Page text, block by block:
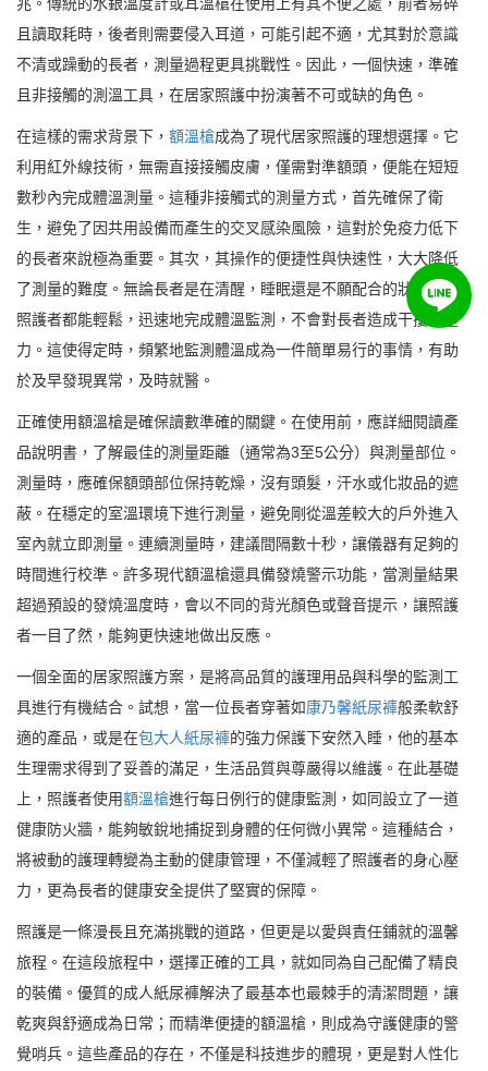
兆。傳統的水銀溫度計或耳溫槍在使用上有其不便之處，前者易碎
且讀取耗時，後者則需要侵入耳道，可能引起不適，尤其對於意識
不清或躁動的長者，測量過程更具挑戰性。因此，一個快速，準確
且非接觸的測溫工具，在居家照護中扮演著不可或缺的角色。
在這樣的需求背景下， 額溫槍成為了現代居家照護的理想選擇。它
利用紅外線技術，無需直接接觸皮膚，僅需對準額頭，便能在短短
數秒內完成體溫測量。這種非接觸式的測量方式，首先確保了衛
生，避免了因共用設備而產生的交叉感染風險，這對於免疫力低下
的長者來說極為重要。其次，其操作的便捷性與快速性，大大降低
了測量的難度。無論長者是在清醒，睡眠還是不願配合的狀態下，
照護者都能輕鬆，迅速地完成體溫監測，不會對長者造成干擾或壓
力。這使得定時，頻繁地監測體溫成為一件簡單易行的事情，有助
於及早發現異常，及時就醫。
正確使用額溫槍是確保讀數準確的關鍵。在使用前，應詳細閱讀產
品說明書，了解最佳的測量距離（通常為3至5公分）與測量部位。
測量時，應確保額頭部位保持乾燥，沒有頭髮，汗水或化妝品的遮
蔽。在穩定的室溫環境下進行測量，避免剛從溫差較大的戶外進入
室內就立即測量。連續測量時，建議間隔數十秒，讓儀器有足夠的
時間進行校準。許多現代額溫槍還具備發燒警示功能，當測量結果
超過預設的發燒溫度時，會以不同的背光顏色或聲音提示，讓照護
者一目了然，能夠更快速地做出反應。
一個全面的居家照護方案，是將高品質的護理用品與科學的監測工
具進行有機結合。試想，當一位長者穿著如康乃馨紙尿褲般柔軟舒
適的產品，或是在包大人紙尿褲的強力保護下安然入睡，他的基本
生理需求得到了妥善的滿足，生活品質與尊嚴得以維護。在此基礎
上，照護者使用額溫槍進行每日例行的健康監測，如同設立了一道
健康防火牆，能夠敏銳地捕捉到身體的任何微小異常。這種結合，
將被動的護理轉變為主動的健康管理，不僅減輕了照護者的身心壓
力，更為長者的健康安全提供了堅實的保障。
照護是一條漫長且充滿挑戰的道路，但更是以愛與責任鋪就的溫馨
旅程。在這段旅程中，選擇正確的工具，就如同為自己配備了精良
的裝備。優質的成人紙尿褲解決了最基本也最棘手的清潔問題，讓
乾爽與舒適成為日常；而精準便捷的額溫槍，則成為守護健康的警
覺哨兵。這些產品的存在，不僅是科技進步的體現，更是對人性化